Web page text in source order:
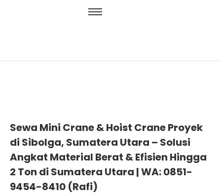
Sewa Mini Crane & Hoist Crane Proyek
di Sibolga, Sumatera Utara – Solusi
Angkat Material Berat & Efisien Hingga
2 Ton di Sumatera Utara | WA: 0851-
9454-8410 (Rafi)